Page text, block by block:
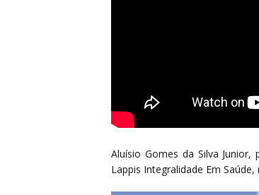
Aluísio Gomes da Silva
Lappis Integralidade Em